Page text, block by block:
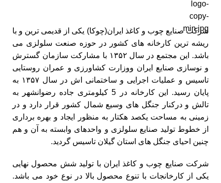
شرکت صنایع چوب و کاغذ ایران(چوکا) یکی از قدیمی ترین و با
ریشه ترین کارخانه های کشور در حوزه صنعت سلولزی می
باشد. این مجتمع در سال ۱۳۵۲ با مشارکت سازمان گسترش
و نوسازی صنایع ایران ووزارت کشاورزی و عمران روستایی
تاسیس و عملیات اجرایی و ساختمانی اش در سال ۱۳۵۷ به
پایان رسید. این کارخانه در 5 کیلومتری جاده رضوانشهر به
تالش و درکنار جنگل های وسیع شمال کشور قرار دارد و در
زمینی به مساحت یکصد هکتار به منظور ایجاد و بهره برداری
از خطوط تولید صنایع سلولزی و واحدهای وابسته به آن و هم
چنین احیای جنگل های استان گیلان تاسیس گردید.
شرکت صنایع چوب و کاغذ ایران با تولید شش محصول نهایی
یکی از کارخانجات با تنوع محصول بالا در نوع خود می باشد.